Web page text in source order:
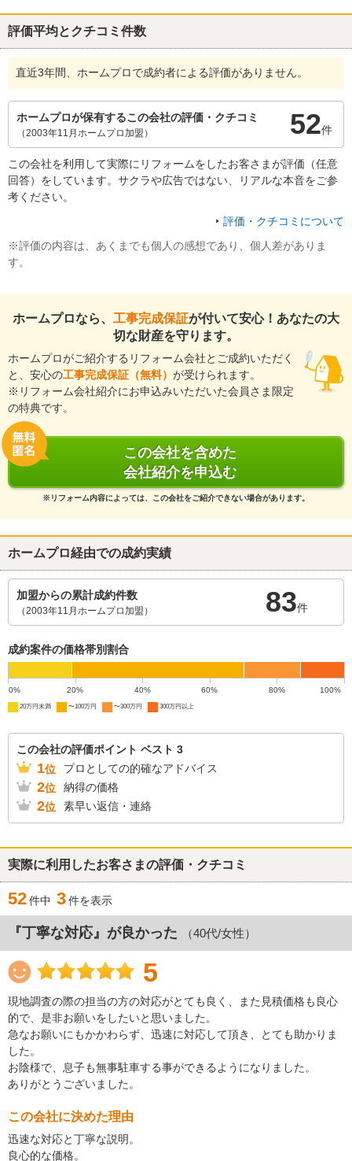
評価平均とクチコミ件数
直近3年間、ホームプロで成約者による評価がありません。
ホームプロが保有するこの会社の評価・クチコミ
（2003年11月ホームプロ加盟） 52件
この会社を利用して実際にリフォームをしたお客さまが評価（任意
回答）をしています。サクラや広告ではない、リアルな本音をご参
考ください。
評価・クチコミについて
※評価の内容は、あくまでも個人の感想であり、個人差がありま
す。
ホームプロなら、 工事完成保証が付いて安心！あなたの大
切な財産を守ります。
ホームプロがご紹介するリフォーム会社とご成約いただく
と、安心の工事完成保証（無料） が受けられます。
※リフォーム会社紹介にお申込みいただいた会員さま限定
の特典です。
この会社を含めた
会社紹介を申込む
※リフォーム内容によっては、この会社をご紹介できない場合があります。
ホームプロ経由での成約実績
加盟からの累計成約件数
（2003年11月ホームプロ加盟） 83件
成約案件の価格帯別割合
0% 20% 40% 60% 80% 100%
20万円未満 〜100万円 〜300万円 300万円以上
この会社の評価ポイント ベスト 3
1位 プロとしての的確なアドバイス
2位 納得の価格
2位 素早い返信・連絡
実際に利用したお客さまの評価・クチコミ
52件中 3件を表示
『丁寧な対応』が良かった （40代/女性）
5
現地調査の際の担当の方の対応がとても良く、また見積価格も良心
的で、是非お願いをしたいと思いました。
急なお願いにもかかわらず、迅速に対応して頂き、とても助かりま
した。
お陰様で、息子も無事駐車する事ができるようになりました。
ありがとうございました。
この会社に決めた理由
迅速な対応と丁寧な説明。
良心的な価格。